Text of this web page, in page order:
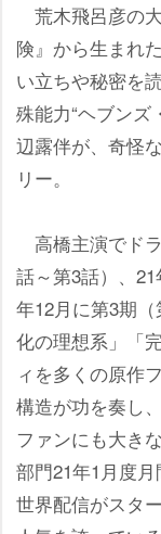
荒木飛呂彦の
険』から生まれ
い立ちや秘密を
殊能力“ヘブンズ
辺露伴が、奇怪
リー。
高橋主演でド
話～第3話）、
年12月に第3期
化の理想系」「
ィを多くの原作
構造が功を奏し
ファンにも大き
部門21年1月度
世界配信がスタ